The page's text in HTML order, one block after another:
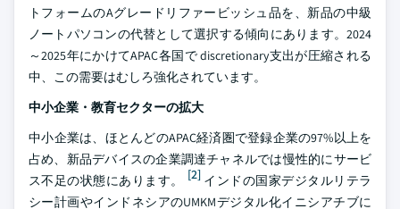
トフォームのAグレードリファービッシュ品を、新品の中級
ノートパソコンの代替として選択する傾向にあります。2024
～2025年にかけてAPAC各国で discretionary支出が圧縮される
中、この需要はむしろ強化されています。
中小企業・教育セクターの拡大
中小企業は、ほとんどのAPAC経済圏で登録企業の97%以上を
占め、新品デバイスの企業調達チャネルでは慢性的にサービ
ス不足の状態にあります。
[2]インドの国家デジタルリテラ
シー計画やインドネシアのUMKMデジタル化イニシアチブに